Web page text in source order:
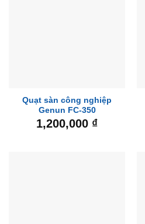
Quạt sàn công nghiệp
Genun FC-350
1,200,000 ₫